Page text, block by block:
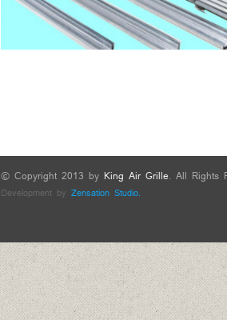
© Copyright 2013 by King Air Grille. All Rights
Development by Zensation Studio.